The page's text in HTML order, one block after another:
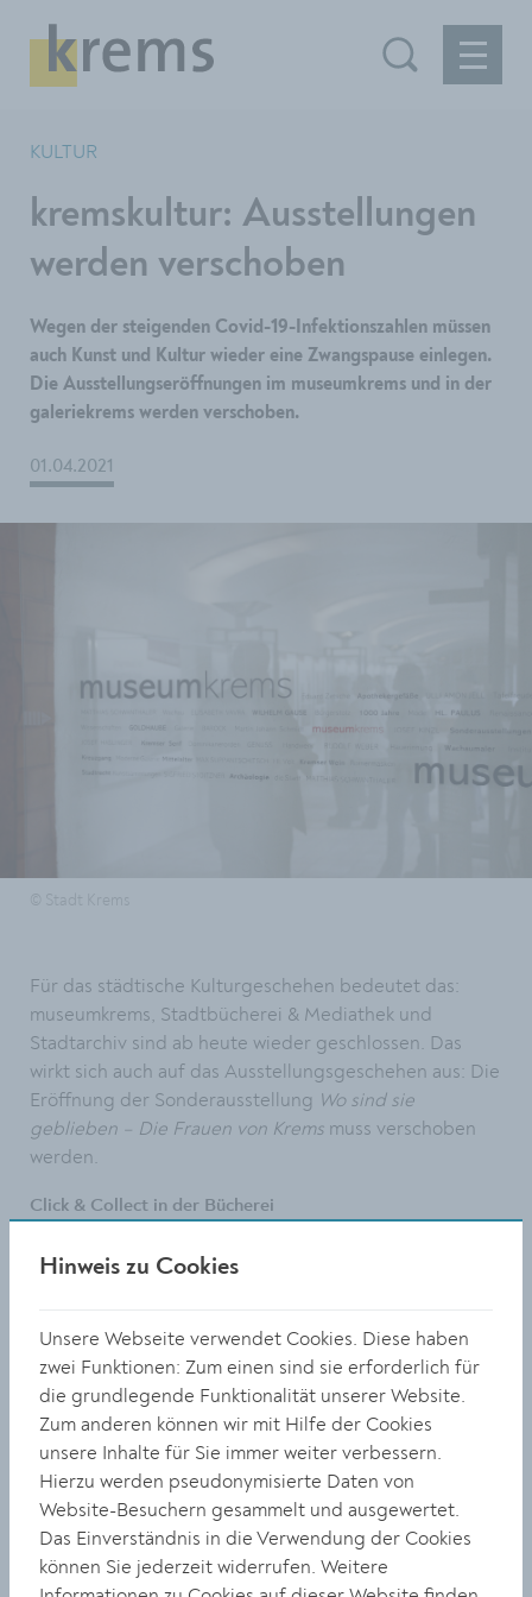
KULTUR
kremskultur: Ausstellungen
werden verschoben
Wegen der steigenden Covid-19-Infektionszahlen müssen
auch Kunst und Kultur wieder eine Zwangspause einlegen.
Die Ausstellungseröffnungen im museumkrems und in der
galeriekrems werden verschoben.
01.04.2021
Für das städtische Kulturgeschehen bedeutet das:
museumkrems, Stadtbücherei & Mediathek und
Stadtarchiv sind ab heute wieder geschlossen. Das
wirkt sich auch auf das Ausstellungsgeschehen aus: Die
Eröffnung der Sonderausstellung Wo sind sie
geblieben – Die Frauen von Krems muss verschoben
werden.
Click & Collect in der Bücherei
Von der Schließung ist auch die Stadtbücherei &
Mediathek betroffen. Es gibt aber wieder das Click-&-
online bestellen und zu einer bestimmten Uhrzeit
abholen. Der Vorgang ist kontaktlos – über den Aufzug
im Kaiserhof. Bücher können über die Bücherbox
zurückgegeben werden.
Die Ausstellung
sinniere
von Kerstin Wiesmayer in der
galeriekrems wird nach der Öffnung der Bücherei zu
den regulären Bücherei-Öffnungszeiten zu sehen sein.
www.museumkrems.at
Hinweis zu Cookies
Unsere Webseite verwendet Cookies. Diese haben
zwei Funktionen: Zum einen sind sie erforderlich für
die grundlegende Funktionalität unserer Website.
Zum anderen können wir mit Hilfe der Cookies
unsere Inhalte für Sie immer weiter verbessern.
Hierzu werden pseudonymisierte Daten von
Website-Besuchern gesammelt und ausgewertet.
Das Einverständnis in die Verwendung der Cookies
können Sie jederzeit widerrufen. Weitere